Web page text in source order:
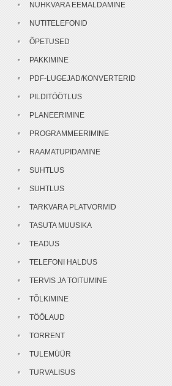
NUHKVARA EEMALDAMINE
NUTITELEFONID
ÕPETUSED
PAKKIMINE
PDF-LUGEJAD/KONVERTERID
PILDITÖÖTLUS
PLANEERIMINE
PROGRAMMEERIMINE
RAAMATUPIDAMINE
SUHTLUS
SUHTLUS
TARKVARA PLATVORMID
TASUTA MUUSIKA
TEADUS
TELEFONI HALDUS
TERVIS JA TOITUMINE
TÕLKIMINE
TÖÖLAUD
TORRENT
TULEMÜÜR
TURVALISUS